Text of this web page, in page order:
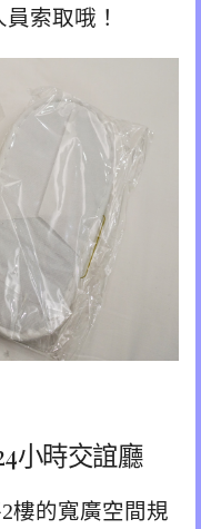
索取哦！
小時交誼廳
樓的寬廣空間規